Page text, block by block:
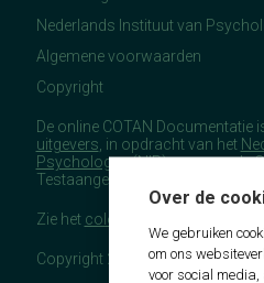
Over de
We gebruiken
om ons
voor social media,
Nederlands Instituut van
Algemene voorwaarden
Copyright
De online COTAN Documentatie
uitgevers , in opdracht van het
Psychologen(NIP), namens de
Testaangelegenheden Nederland
Zie het colofon
Copyright 2026 - COTAN